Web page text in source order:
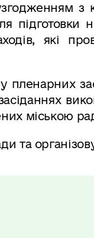
з
які
пленарних
міською
та